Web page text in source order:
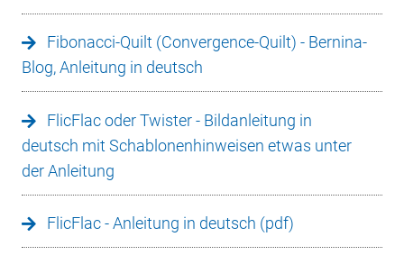
Fibonacci-Quilt (Convergence-Quilt) - Bernina-
Blog, Anleitung in deutsch
FlicFlac oder Twister - Bildanleitung in
deutsch mit Schablonenhinweisen etwas unter
der Anleitung
FlicFlac - Anleitung in deutsch (pdf)